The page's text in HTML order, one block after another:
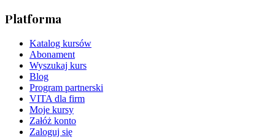
Platforma
Katalog kursów
Abonament
Wyszukaj kurs
Blog
Program partnerski
VITA dla firm
Moje kursy
Załóż konto
Zaloguj się